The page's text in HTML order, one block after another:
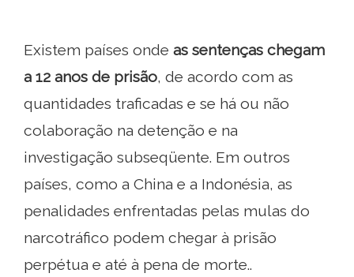
Existem países onde as sentenças chegam
a 12 anos de prisão, de acordo com as
quantidades traficadas e se há ou não
colaboração na detenção e na
investigação subseqüente. Em outros
países, como a China e a Indonésia, as
penalidades enfrentadas pelas mulas do
narcotráfico podem chegar à prisão
perpétua e até à pena de morte..